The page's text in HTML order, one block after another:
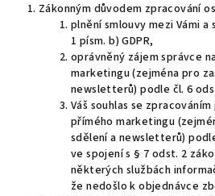
Zákonným důvodem zpracování
plnění smlouvy mezi Vámi
1 písm. b) GDPR,
oprávněný zájem správce
marketingu (zejména pro
newsletterů) podle čl. 6
Váš souhlas se
přímého marketingu
sdělení a newsletterů)
ve spojení s § 7 odst. 2
některých službách
že nedošlo k objednávce